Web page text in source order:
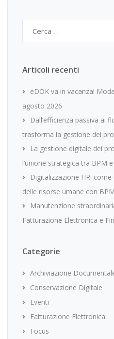
per:
Articoli recenti
eDOK va in vacanza!
agosto 2026
Dall’efficienza passiva ai
trasforma la gestione dei
La gestione digitale dei
l’unione strategica tra BPM
Digitalizzazione HR:
delle risorse umane con
Manutenzione
Fatturazione Elettronica e
Categorie
Archiviazione
Conservazione Digitale
Eventi
Fatturazione Elettronica
Focus